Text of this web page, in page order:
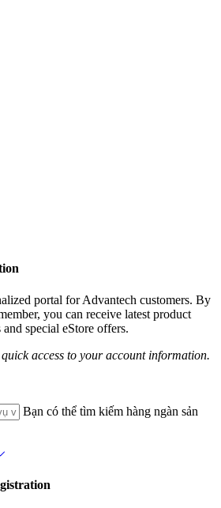
portal for Advantech customers. By
you can receive latest product
special eStore offers.
access to your account information.
Bạn có thể tìm kiếm hàng ngàn sản